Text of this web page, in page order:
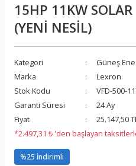
15HP 11KW
(YENİ NESİL)
Kategori
Güneş
Marka
Lexron
Stok Kodu
VFD-500-
Garanti Süresi
24 Ay
Fiyat
25.147,50
*2.497,31 ₺ 'den başlayan
%25 İndirimli